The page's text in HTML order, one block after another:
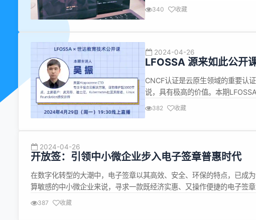
SSR，一个支持 TSX 且跨平台在
340 收藏
2024-04-26
LFOSSA 源来如此公开
与备考秘籍
CNCF认证是云原生领域的重要认
说，具有极高的价值。本期
更多精彩内容锁定 4月29日
382 收藏
2024-04-26
开放签：引领中小微企业步入电子签章普惠时代
在数字化转型的大潮中，电子签章以其高效、安全、环保的特点，已成
算敏感的中小微企业来说，寻求一款既经济实惠、又操作便捷的电子签
签”应运而生，开放签致力于为中小微企业提供价格亲民、功能实用且
387 收藏